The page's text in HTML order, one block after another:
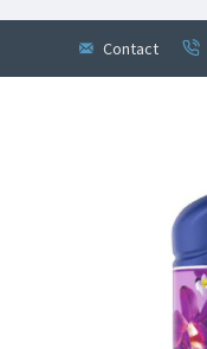
Contact